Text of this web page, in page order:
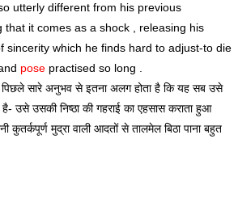
utterly different from his previous
that it comes as a shock , releasing his
sincerity which he finds hard to adjust-to die
pose practised so long .
सारे अनुभव से इतना अलग होता है कि यह सब उसे
उसे उसकी निष्ठा की गहराई का एहसास कराता हुआ
कुतर्कपूर्ण मुद्रा वाली आदतों से तालमेल बिठा पाना बहुत